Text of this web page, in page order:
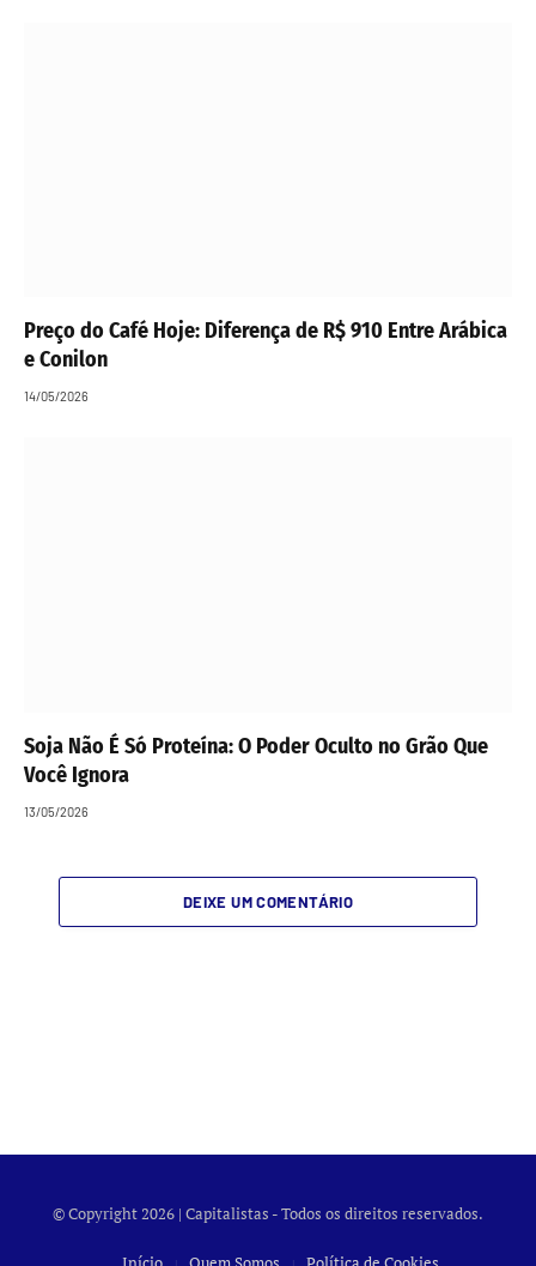
Preço do Café Hoje: Diferença de R$ 910 Entre Arábica
e Conilon
14/05/2026
Soja Não É Só Proteína: O Poder Oculto no Grão Que
Você Ignora
13/05/2026
DEIXE UM COMENTÁRIO
© Copyright 2026 | Capitalistas - Todos os direitos reservados.